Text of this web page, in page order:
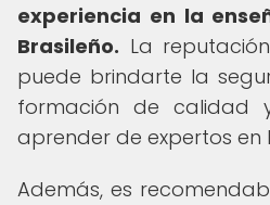
experiencia en la
Brasileño. La
puede brindarte la
formación de calidad
aprender de expertos en
Además, es